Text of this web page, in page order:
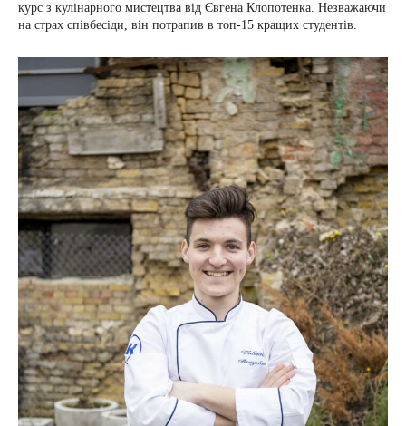
курс з кулінарного мистецтва від Євгена Клопотенка. Незважаючи
на страх співбесіди, він потрапив в топ-15 кращих студентів.